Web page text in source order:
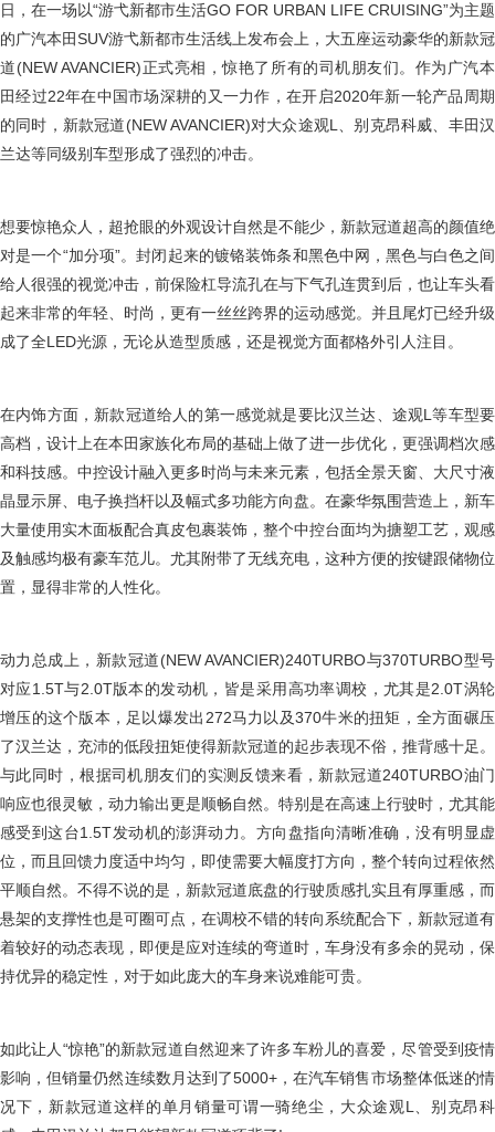
日，在一场以“游弋新都市生活GO FOR URBAN LIFE CRUISING”为主题
的广汽本田SUV游弋新都市生活线上发布会上，大五座运动豪华的新款冠
道(NEW AVANCIER)正式亮相，惊艳了所有的司机朋友们。作为广汽本
田经过22年在中国市场深耕的又一力作，在开启2020年新一轮产品周期
的同时，新款冠道(NEW AVANCIER)对大众途观L、别克昂科威、丰田汉
兰达等同级别车型形成了强烈的冲击。
想要惊艳众人，超抢眼的外观设计自然是不能少，新款冠道超高的颜值绝
对是一个“加分项”。封闭起来的镀铬装饰条和黑色中网，黑色与白色之间
给人很强的视觉冲击，前保险杠导流孔在与下气孔连贯到后，也让车头看
起来非常的年轻、时尚，更有一丝丝跨界的运动感觉。并且尾灯已经升级
成了全LED光源，无论从造型质感，还是视觉方面都格外引人注目。
在内饰方面，新款冠道给人的第一感觉就是要比汉兰达、途观L等车型要
高档，设计上在本田家族化布局的基础上做了进一步优化，更强调档次感
和科技感。中控设计融入更多时尚与未来元素，包括全景天窗、大尺寸液
晶显示屏、电子换挡杆以及幅式多功能方向盘。在豪华氛围营造上，新车
大量使用实木面板配合真皮包裹装饰，整个中控台面均为搪塑工艺，观感
及触感均极有豪车范儿。尤其附带了无线充电，这种方便的按键跟储物位
置，显得非常的人性化。
动力总成上，新款冠道(NEW AVANCIER)240TURBO与370TURBO型号
对应1.5T与2.0T版本的发动机，皆是采用高功率调校，尤其是2.0T涡轮
增压的这个版本，足以爆发出272马力以及370牛米的扭矩，全方面碾压
了汉兰达，充沛的低段扭矩使得新款冠道的起步表现不俗，推背感十足。
与此同时，根据司机朋友们的实测反馈来看，新款冠道240TURBO油门
响应也很灵敏，动力输出更是顺畅自然。特别是在高速上行驶时，尤其能
感受到这台1.5T发动机的澎湃动力。方向盘指向清晰准确，没有明显虚
位，而且回馈力度适中均匀，即使需要大幅度打方向，整个转向过程依然
平顺自然。不得不说的是，新款冠道底盘的行驶质感扎实且有厚重感，而
悬架的支撑性也是可圈可点，在调校不错的转向系统配合下，新款冠道有
着较好的动态表现，即便是应对连续的弯道时，车身没有多余的晃动，保
持优异的稳定性，对于如此庞大的车身来说难能可贵。
如此让人“惊艳”的新款冠道自然迎来了许多车粉儿的喜爱，尽管受到疫情
影响，但销量仍然连续数月达到了5000+，在汽车销售市场整体低迷的情
况下，新款冠道这样的单月销量可谓一骑绝尘，大众途观L、别克昂科